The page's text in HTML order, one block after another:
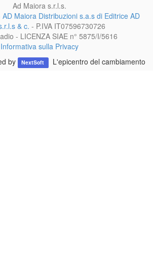
Ad Maiora s.r.l.s.
AD Maiora Distribuzioni s.a.s di Editrice AD
& c. - P.IVA IT07596730726
- LICENZA SIAE n° 5875/I/5616
Informativa sulla Privacy
by NextSoft L'epicentro del cambiamento